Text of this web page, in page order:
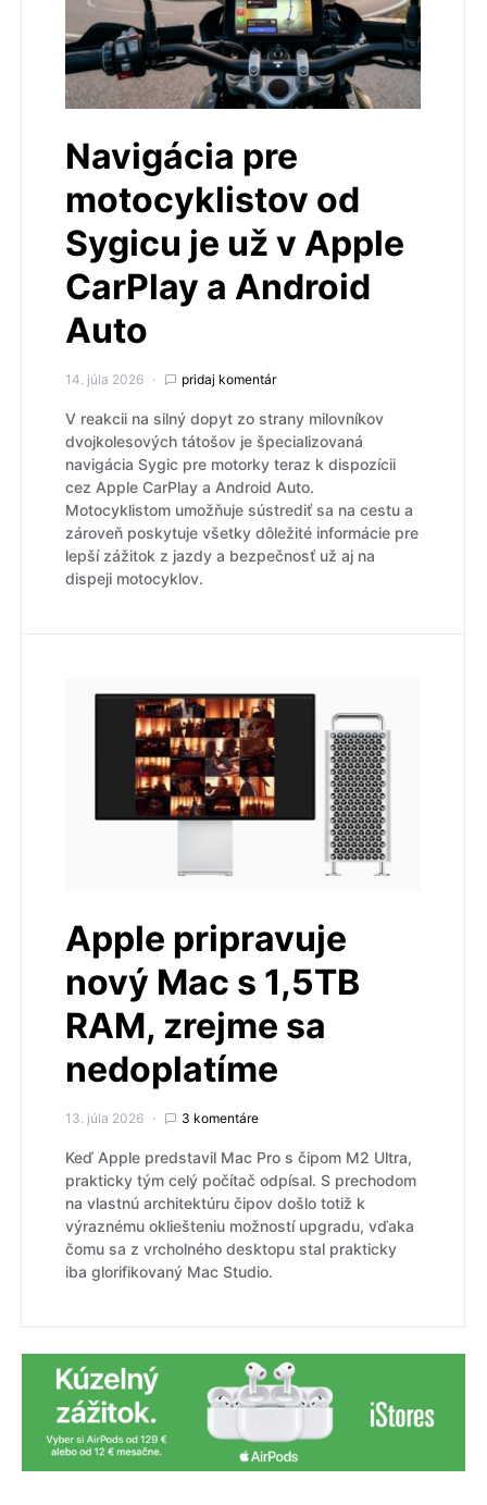
Navigácia pre
motocyklistov od
Sygicu je už v Apple
CarPlay a Android
Auto
14. júla 2026 pridaj komentár
V reakcii na silný dopyt zo strany milovníkov
dvojkolesových tátošov je špecializovaná
navigácia Sygic pre motorky teraz k dispozícii
cez Apple CarPlay a Android Auto.
Motocyklistom umožňuje sústrediť sa na cestu a
zároveň poskytuje všetky dôležité informácie pre
lepší zážitok z jazdy a bezpečnosť už aj na
dispeji motocyklov.
Apple pripravuje
nový Mac s 1,5TB
RAM, zrejme sa
nedoplatíme
13. júla 2026 3 komentáre
Keď Apple predstavil Mac Pro s čipom M2 Ultra,
prakticky tým celý počítač odpísal. S prechodom
na vlastnú architektúru čipov došlo totiž k
výraznému okliešteniu možností upgradu, vďaka
čomu sa z vrcholného desktopu stal prakticky
iba glorifikovaný Mac Studio.